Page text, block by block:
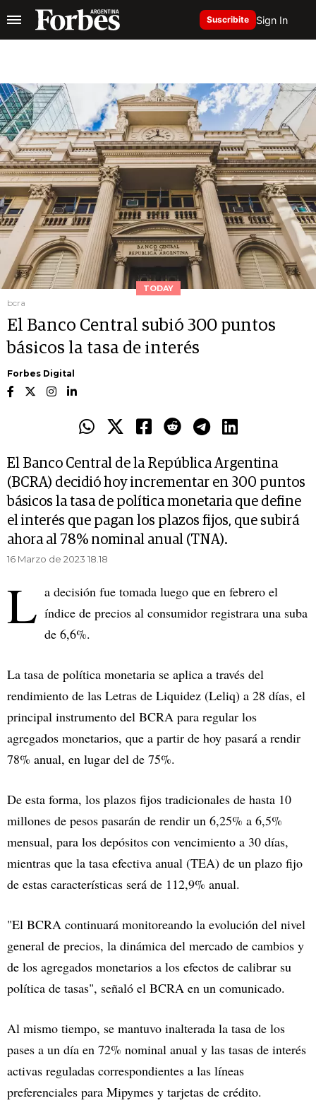
Suscribite Sign In
TODAY
bcra
El Banco Central subió 300 puntos
básicos la tasa de interés
Forbes Digital
El Banco Central de la República Argentina
(BCRA) decidió hoy incrementar en 300 puntos
básicos la tasa de política monetaria que define
el interés que pagan los plazos fijos, que subirá
ahora al 78% nominal anual (TNA).
16 Marzo de 2023 18.18
L a decisión fue tomada luego que en febrero el
índice de precios al consumidor registrara una suba
de 6,6%.
La tasa de política monetaria se aplica a través del
rendimiento de las Letras de Liquidez (Leliq) a 28 días, el
principal instrumento del BCRA para regular los
agregados monetarios, que a partir de hoy pasará a rendir
78% anual, en lugar del de 75%.
De esta forma, los plazos fijos tradicionales de hasta 10
millones de pesos pasarán de rendir un 6,25% a 6,5%
mensual, para los depósitos con vencimiento a 30 días,
mientras que la tasa efectiva anual (TEA) de un plazo fijo
de estas características será de 112,9% anual.
"El BCRA continuará monitoreando la evolución del nivel
general de precios, la dinámica del mercado de cambios y
de los agregados monetarios a los efectos de calibrar su
política de tasas", señaló el BCRA en un comunicado.
Al mismo tiempo, se mantuvo inalterada la tasa de los
pases a un día en 72% nominal anual y las tasas de interés
activas reguladas correspondientes a las líneas
preferenciales para Mipymes y tarjetas de crédito.